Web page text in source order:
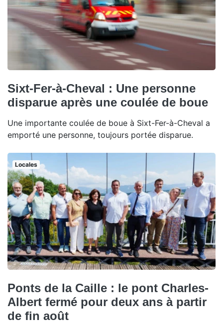
Sixt-Fer-à-Cheval : Une personne
disparue après une coulée de boue
Une importante coulée de boue à Sixt-Fer-à-Cheval a
emporté une personne, toujours portée disparue.
Locales
Ponts de la Caille : le pont Charles-
Albert fermé pour deux ans à partir
de fin août